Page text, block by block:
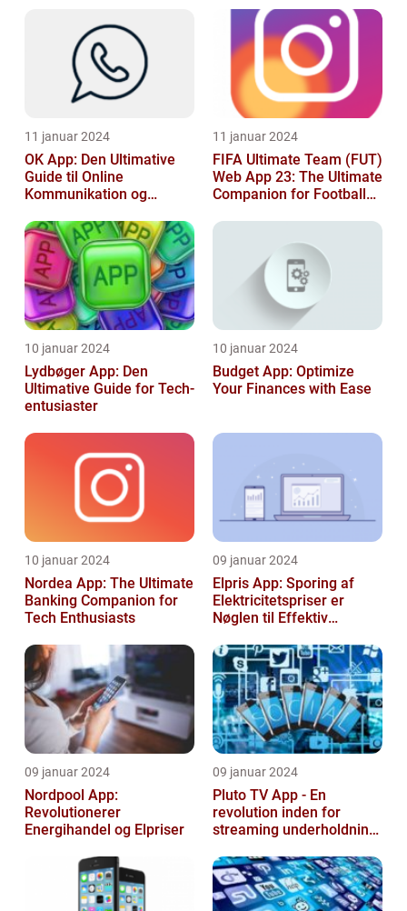
11 januar 2024
OK App: Den Ultimative
Guide til Online
Kommunikation og
11 januar 2024
FIFA Ultimate Team (FUT)
Web App 23: The Ultimate
Companion for Football
10 januar 2024
Lydbøger App: Den
Ultimative Guide for Tech-
entusiaster
10 januar 2024
Budget App: Optimize
Your Finances with Ease
10 januar 2024
Nordea App: The Ultimate
Banking Companion for
Tech Enthusiasts
09 januar 2024
Elpris App: Sporing af
Elektricitetspriser er
Nøglen til Effektiv
09 januar 2024
Nordpool App:
Revolutionerer
Energihandel og Elpriser
09 januar 2024
Pluto TV App - En
revolution inden for
streaming underholdning